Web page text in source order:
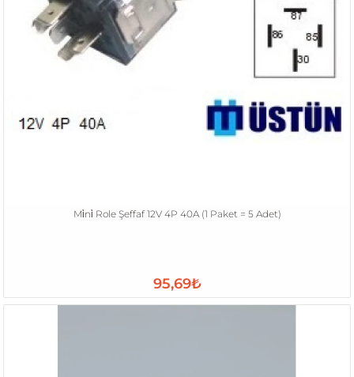
Mi̇ni̇ Role Şeffaf 12V 4P 40A (1 Paket = 5 Adet)
95,69₺